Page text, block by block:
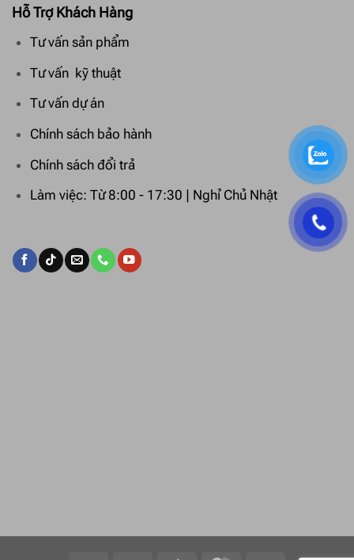
Hỗ Trợ Khách Hàng
Tư vấn sản phẩm
Tư vấn kỹ thuật
Tư vấn dự án
Chính sách bảo hành
Chính sách đổi trả
Làm việc: Từ 8:00 - 17:30 | Nghỉ Chủ Nhật